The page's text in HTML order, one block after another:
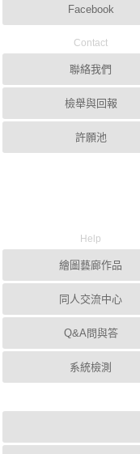
Facebook
Contact
聯絡我們
檢舉與回報
許願池
Help
繪圖藝廊作品
同人交流中心
Q&A問與答
系統檢測